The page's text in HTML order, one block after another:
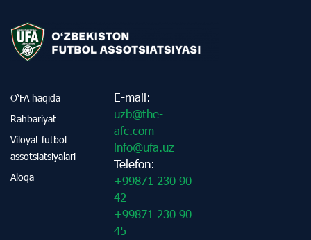
O‘FA haqida
Rahbariyat
Viloyat futbol
assotsiatsiyalari
Aloqa
E-mail:
uzb@the-
afc.com
info@ufa.uz
Telefon:
+99871 230 90
42
+99871 230 90
45